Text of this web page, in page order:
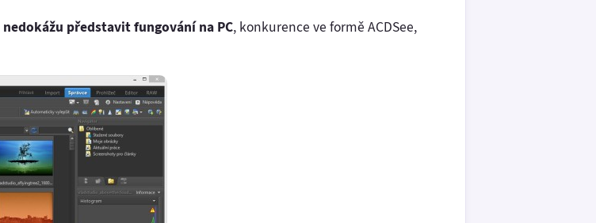
nedokážu představit fungování na PC, konkurence ve formě ACDSee,